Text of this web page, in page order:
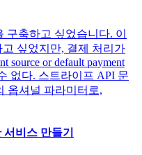
구축하고 싶었습니다. 이
싶었지만, 결제 처리가
source or default payment
없다. 스트라이프 API 문
옵셔널 파라미터로,
비스 만들기